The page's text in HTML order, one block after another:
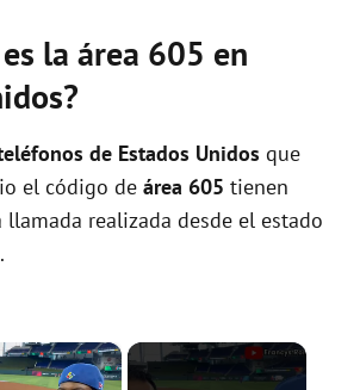
la área 605 en
de Estados Unidos que
el código de área 605 tienen
realizada desde el estado
.
×